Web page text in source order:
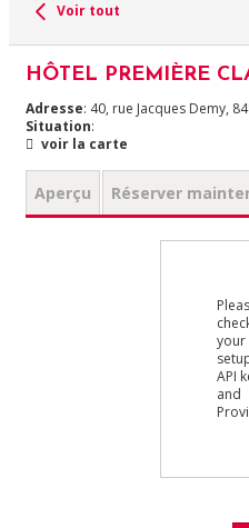
Voir tout
HÔTEL PREMIÈRE
Adresse: 40, rue Jacques Demy,
Situation:
voir la carte
Aperçu Réserver
your
API
and